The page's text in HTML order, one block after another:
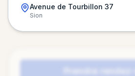
Chargement de la carte…
Avenue de Tourbillon 37
Sion